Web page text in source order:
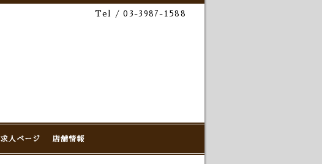
Tel / 03-3987-1588
求人ページ 店舗情報